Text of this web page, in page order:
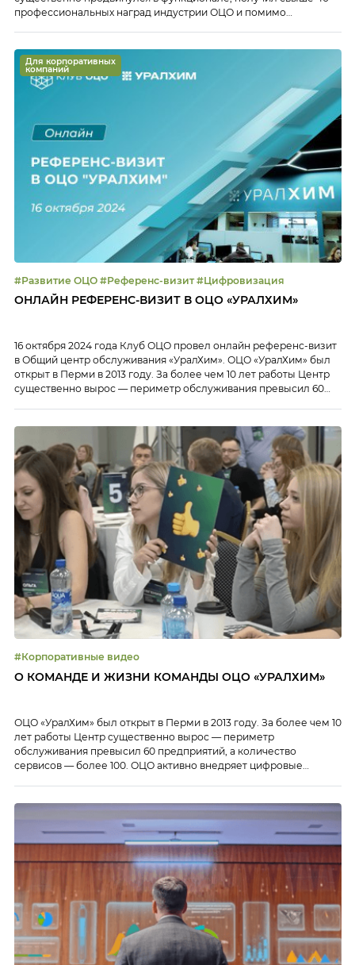
профессиональных наград индустрии ОЦО и помимо
внешнего рынка.
Для корпоративных
компаний
#Развитие ОЦО #Референс-визит #Цифровизация
ОНЛАЙН РЕФЕРЕНС-ВИЗИТ В ОЦО «УРАЛХИМ»
16 октября 2024 года Клуб ОЦО провел онлайн референс-визит
в Общий центр обслуживания «УралХим». ОЦО «УралХим» был
открыт в Перми в 2013 году. За более чем 10 лет работы Центр
существенно вырос — периметр обслуживания превысил 60
директор ОЦО «УралХим» Наталья […]
#Корпоративные видео
О КОМАНДЕ И ЖИЗНИ КОМАНДЫ ОЦО «УРАЛХИМ»
ОЦО «УралХим» был открыт в Перми в 2013 году. За более чем 10
лет работы Центр существенно вырос — периметр
обслуживания превысил 60 предприятий, а количество
сервисов — более 100. ОЦО активно внедряет цифровые